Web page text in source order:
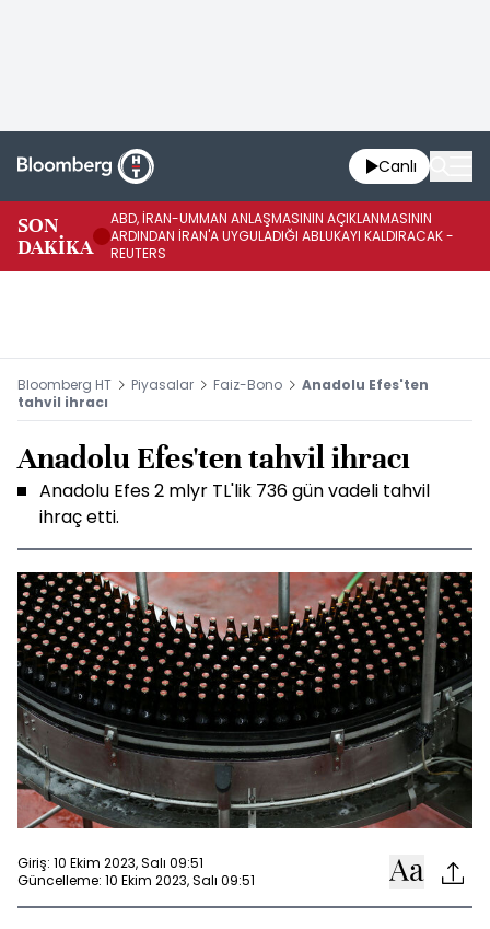
Canlı
SON
DAKİKA
ABD, İRAN-UMMAN ANLAŞMASININ AÇIKLANMASININ
ARDINDAN İRAN'A UYGULADIĞI ABLUKAYI KALDIRACAK -
REUTERS
Bloomberg HT Piyasalar Faiz-Bono
Anadolu Efes'ten
tahvil ihracı
Anadolu Efes'ten tahvil ihracı
Anadolu Efes 2 mlyr TL'lik 736 gün vadeli tahvil
ihraç etti.
Giriş: 10 Ekim 2023, Salı 09:51
Güncelleme: 10 Ekim 2023, Salı 09:51